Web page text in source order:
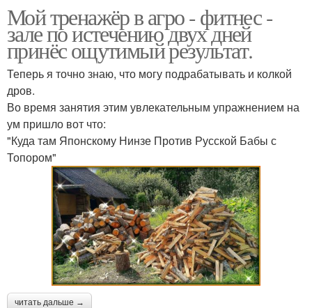
Мой тренажёр в агро - фитнес -
зале по истечению двух дней
принёс ощутимый результат.
Теперь я точно знаю, что могу подрабатывать и колкой
дров.
Во время занятия этим увлекательным упражнением на
ум пришло вот что:
"Куда там Японскому Нинзе Против Русской Бабы с
Топором"
читать дальше →